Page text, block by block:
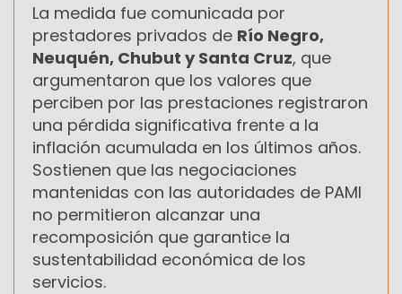
La medida fue comunicada por
prestadores privados de Río Negro,
Neuquén, Chubut y Santa Cruz, que
argumentaron que los valores que
perciben por las prestaciones registraron
una pérdida significativa frente a la
inflación acumulada en los últimos años.
Sostienen que las negociaciones
mantenidas con las autoridades de PAMI
no permitieron alcanzar una
recomposición que garantice la
sustentabilidad económica de los
servicios.